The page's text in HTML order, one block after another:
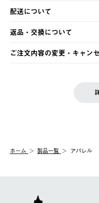
以下のいずれかの方法でお
・クレジットカード決済
・コンビニ決済
・Pay-easy決済
配送について
【発送スケジュール】
ご注文・ご入金完了より2営
土日祝の発送はございませ
の発送となる場合がございま
【配送業者】
佐川急便にて配送されます。
返品・交換について
※お客様都合の場合
お客様都合の返品にかかる
む）は受け付けておりません
一度お手元の商品を返品い
ご注文内容の変更・キャン
LOGOS FAMILY会員の方
ホーム 製品一覧 アパレル